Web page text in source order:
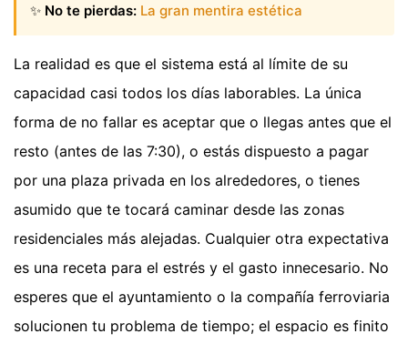
✨ No te pierdas: La gran mentira estética
La realidad es que el sistema está al límite de su
capacidad casi todos los días laborables. La única
forma de no fallar es aceptar que o llegas antes que el
resto (antes de las 7:30), o estás dispuesto a pagar
por una plaza privada en los alrededores, o tienes
asumido que te tocará caminar desde las zonas
residenciales más alejadas. Cualquier otra expectativa
es una receta para el estrés y el gasto innecesario. No
esperes que el ayuntamiento o la compañía ferroviaria
solucionen tu problema de tiempo; el espacio es finito